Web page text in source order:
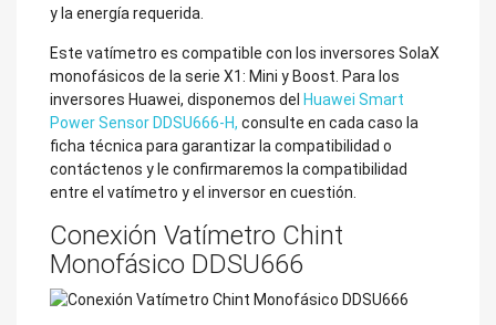
y la energía requerida.
Este vatímetro es compatible con los inversores SolaX
monofásicos de la serie X1: Mini y Boost. Para los
inversores Huawei, disponemos del Huawei Smart
Power Sensor DDSU666-H, consulte en cada caso la
ficha técnica para garantizar la compatibilidad o
contáctenos y le confirmaremos la compatibilidad
entre el vatímetro y el inversor en cuestión.
Conexión Vatímetro Chint
Monofásico DDSU666